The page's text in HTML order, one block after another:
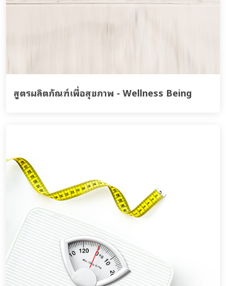
สูตรผลิตภัณฑ์เพื่อสุขภาพ - Wellness Being